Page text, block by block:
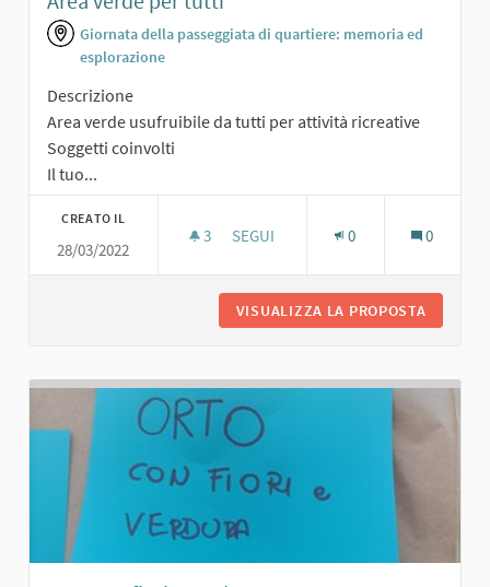
Giornata della passeggiata di quartiere: memoria ed
esplorazione
Descrizione
Area verde usufruibile da tutti per attività ricreative
Soggetti coinvolti
Il tuo...
CREATO IL
28/03/2022
3 3 SOSTENITORI
SEGUI 0 0
VISUALIZZA LA PROPOSTA